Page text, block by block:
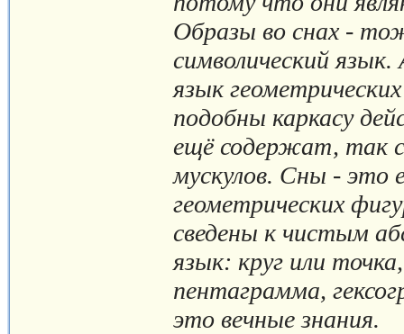
Образы во снах -
символический
язык
подобны каркасу
ещё содержат, так
мускулов. Сны -
геометрических
сведены к чистым
язык: круг или
пентаграмма,
это вечные знания.